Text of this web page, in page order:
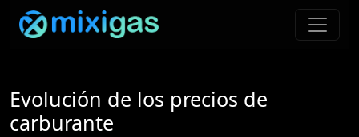
Evolución de los precios de
carburante